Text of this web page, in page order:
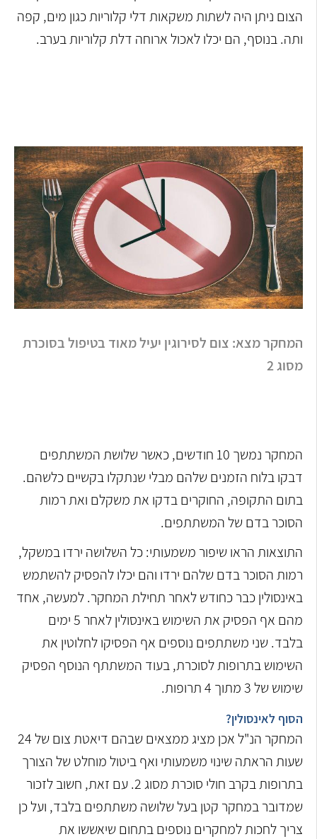
הצום ניתן היה לשתות משקאות דלי קלוריות כגון מים, קפה
ותה. בנוסף, הם יכלו לאכול ארוחה דלת קלוריות בערב.
המחקר מצא: צום לסירוגין יעיל מאוד בטיפול בסוכרת
מסוג 2
המחקר נמשך 10 חודשים, כאשר שלושת המשתתפים
דבקו בלוח הזמנים שלהם מבלי שנתקלו בקשיים כלשהם.
בתום התקופה, החוקרים בדקו את משקלם ואת רמות
הסוכר בדם של המשתתפים.
התוצאות הראו שיפור משמעותי: כל השלושה ירדו במשקל,
רמות הסוכר בדם שלהם ירדו והם יכלו להפסיק להשתמש
באינסולין כבר כחודש לאחר תחילת המחקר. למעשה, אחד
מהם אף הפסיק את השימוש באינסולין לאחר 5 ימים
בלבד. שני משתתפים נוספים אף הפסיקו לחלוטין את
השימוש בתרופות לסוכרת, בעוד המשתתף הנוסף הפסיק
שימוש של 3 מתוך 4 תרופות.
הסוף לאינסולין?
המחקר הנ"ל אכן מציג ממצאים שבהם דיאטת צום של 24
שעות הראתה שינוי משמעותי ואף ביטול מוחלט של הצורך
בתרופות בקרב חולי סוכרת מסוג 2. עם זאת, חשוב לזכור
שמדובר במחקר קטן בעל שלושה משתתפים בלבד, ועל כן
צריך לחכות למחקרים נוספים בתחום שיאששו את